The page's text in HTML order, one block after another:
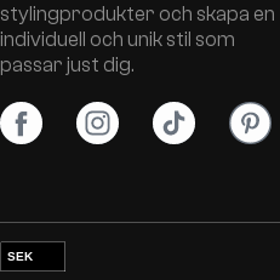
stylingprodukter och skapa en
individuell och unik stil som
passar just dig.
SEK